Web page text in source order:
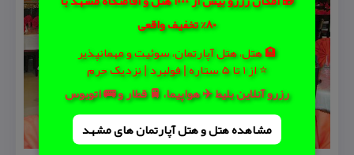
80% تخفیف واقعی
🏨 هتل، هتل آپارتمان، سوئیت و مهمانپذیر
⭐ از 1 تا 5 ستاره | فولبرد | نزدیک حرم
رزرو آنلاین بلیط ✈️ هواپیما، 🚆 قطار و 🚌 اتوبوس
مشاهده هتل و هتل‌ آپارتمان های مشهد